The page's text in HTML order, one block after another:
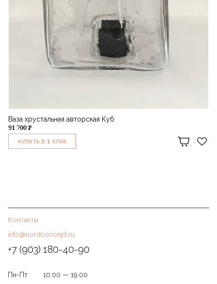
Ваза хрустальная авторская Куб
91 700 ₽
КУПИТЬ В 1 КЛИК
Контакты
info@nordconcept.ru
+7 (903) 180-40-90
Пн-Пт
10:00 — 19.00